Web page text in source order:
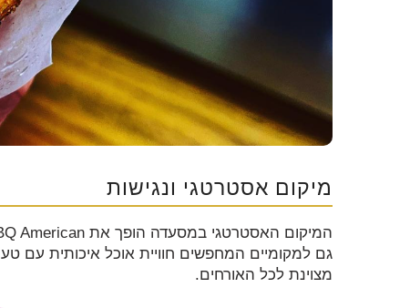
מיקום אסטרטגי ונגישות
גם למקומיים המחפשים חוויית אוכל איכותית עם
מצוינת לכל האורחים.